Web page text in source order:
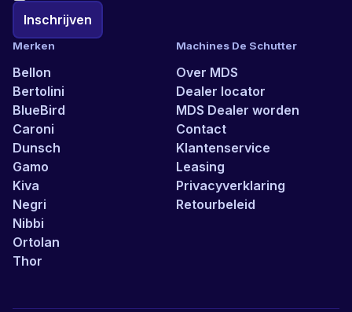
Merken
Bellon
Bertolini
BlueBird
Caroni
Dunsch
Gamo
Kiva
Negri
Nibbi
Ortolan
Thor
Machines De Schutter
Over MDS
Dealer locator
MDS Dealer worden
Contact
Klantenservice
Leasing
Privacyverklaring
Retourbeleid
Inschrijven